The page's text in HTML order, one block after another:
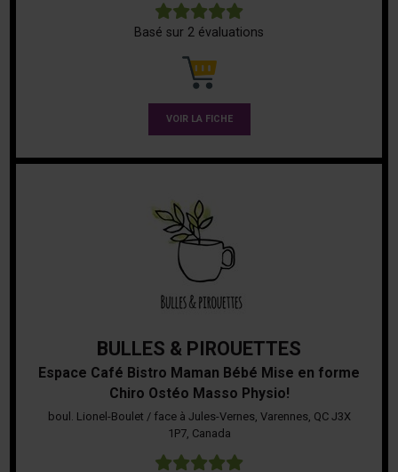
Basé sur 2 évaluations
VOIR LA FICHE
BULLES & PIROUETTES
Espace Café Bistro Maman Bébé Mise en forme
Chiro Ostéo Masso Physio!
boul. Lionel-Boulet / face à Jules-Vernes, Varennes, QC J3X
1P7, Canada